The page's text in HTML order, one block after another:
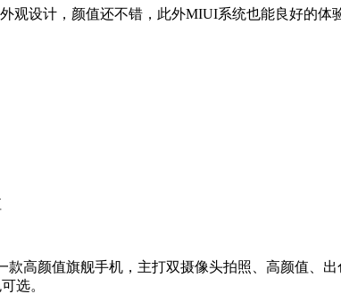
设计，颜值还不错，此外MIUI系统也能良好的体
颜值旗舰手机，主打双摄像头拍照、高颜值、出
选。